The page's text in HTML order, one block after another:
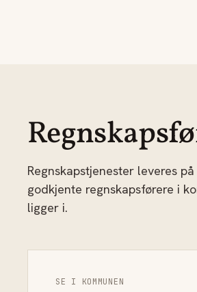
Regnskapstjenester leveres
godkjente regnskapsførere i
ligger i.
SE I KOMMUNEN